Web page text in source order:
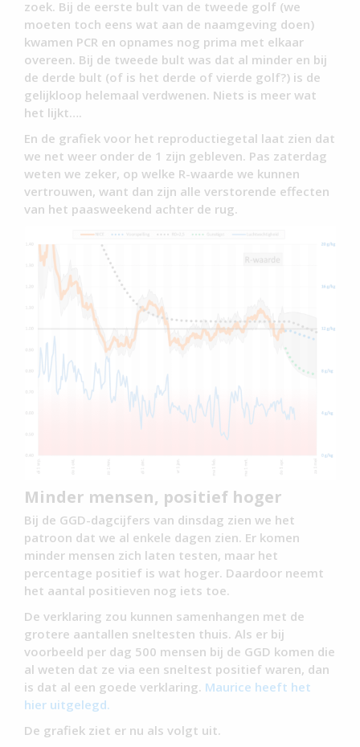
zoek. Bij de eerste bult van de tweede golf (we
moeten toch eens wat aan de naamgeving doen)
kwamen PCR en opnames nog prima met elkaar
overeen. Bij de tweede bult was dat al minder en bij
de derde bult (of is het derde of vierde golf?) is de
gelijkloop helemaal verdwenen. Niets is meer wat
het lijkt….
En de grafiek voor het reproductiegetal laat zien dat
we net weer onder de 1 zijn gebleven. Pas zaterdag
weten we zeker, op welke R-waarde we kunnen
vertrouwen, want dan zijn alle verstorende effecten
van het paasweekend achter de rug.
Minder mensen, positief hoger
Bij de GGD-dagcijfers van dinsdag zien we het
patroon dat we al enkele dagen zien. Er komen
minder mensen zich laten testen, maar het
percentage positief is wat hoger. Daardoor neemt
het aantal positieven nog iets toe.
De verklaring zou kunnen samenhangen met de
grotere aantallen sneltesten thuis. Als er bij
voorbeeld per dag 500 mensen bij de GGD komen die
al weten dat ze via een sneltest positief waren, dan
is dat al een goede verklaring. Maurice heeft het
hier uitgelegd.
De grafiek ziet er nu als volgt uit.